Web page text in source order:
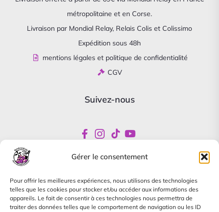
Gérer le consentement
Pour offrir les meilleures expériences, nous utilisons des technologies
telles que les cookies pour stocker et/ou accéder aux informations des
appareils. Le fait de consentir à ces technologies nous permettra de
traiter des données telles que le comportement de navigation ou les ID
métropolitaine et en Corse.
Livraison par Mondial Relay, Relais Colis et Colissimo
Expédition sous 48h
mentions légales et politique de confidentialité
CGV
Suivez-nous
Newsletter
Abonnez-vous pour être informés de nos offres
spéciales